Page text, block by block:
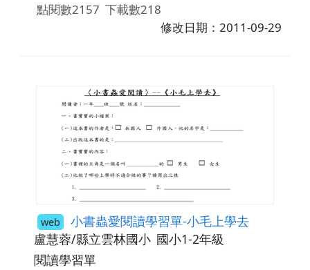
點閱數2157 下載數218
修改日期：2011-09-29
web 小書蟲愛閱讀學習單-小毛上學去
盧慧蓉/縣立雲林國小 國小1-2年級
閱讀學習單